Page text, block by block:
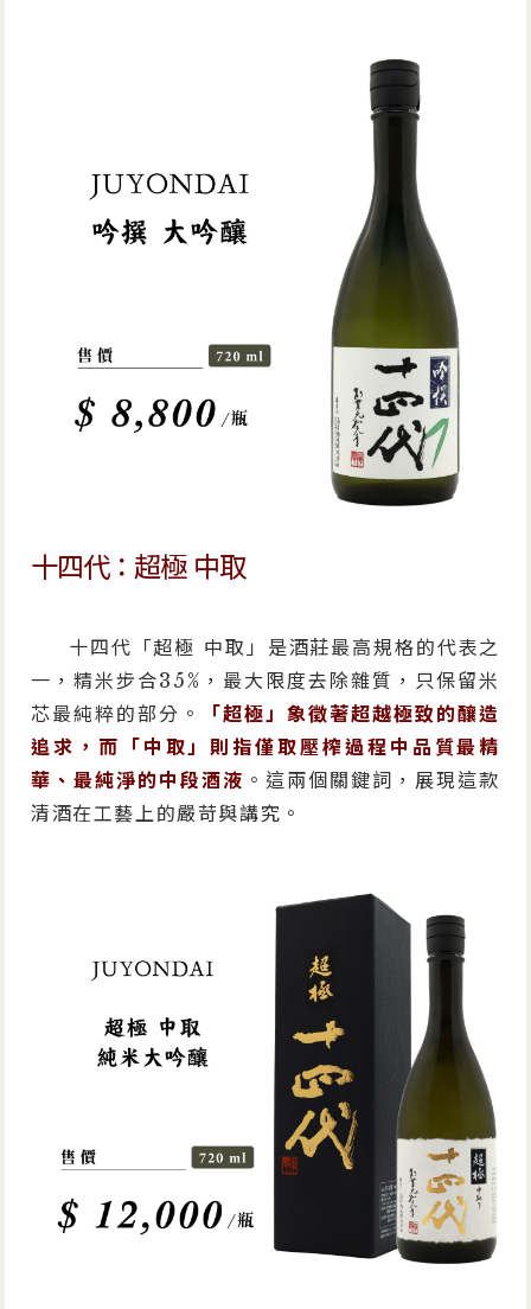
十四代：超極 中取
十四代「超極 中取」是酒莊最高規格的代表之
一，精米步合35%，最大限度去除雜質，只保留米
芯最純粹的部分。
「超極」象徵著超越極致的釀造
追求，而「中取」則指僅取壓榨過程中品質最精
華、最純淨的中段酒液 。這兩個關鍵詞，展現這款
清酒在工藝上的嚴苛與講究。